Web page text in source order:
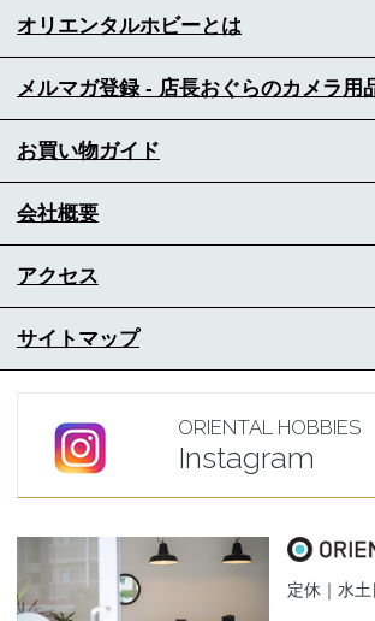
オリエンタルホビーとは
メルマガ登録 - 店長おぐらのカメラ用
お買い物ガイド
会社概要
アクセス
サイトマップ
ORIENTAL HOBBIES
Instagram
定休｜水